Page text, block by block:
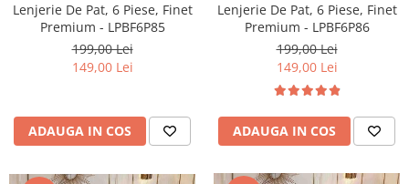
Lenjerie De Pat, 6 Piese, Finet
Premium - LPBF6P85
199,00 Lei
149,00 Lei
ADAUGA IN COS
Lenjerie De Pat, 6 Piese, Finet
Premium - LPBF6P86
199,00 Lei
149,00 Lei
ADAUGA IN COS